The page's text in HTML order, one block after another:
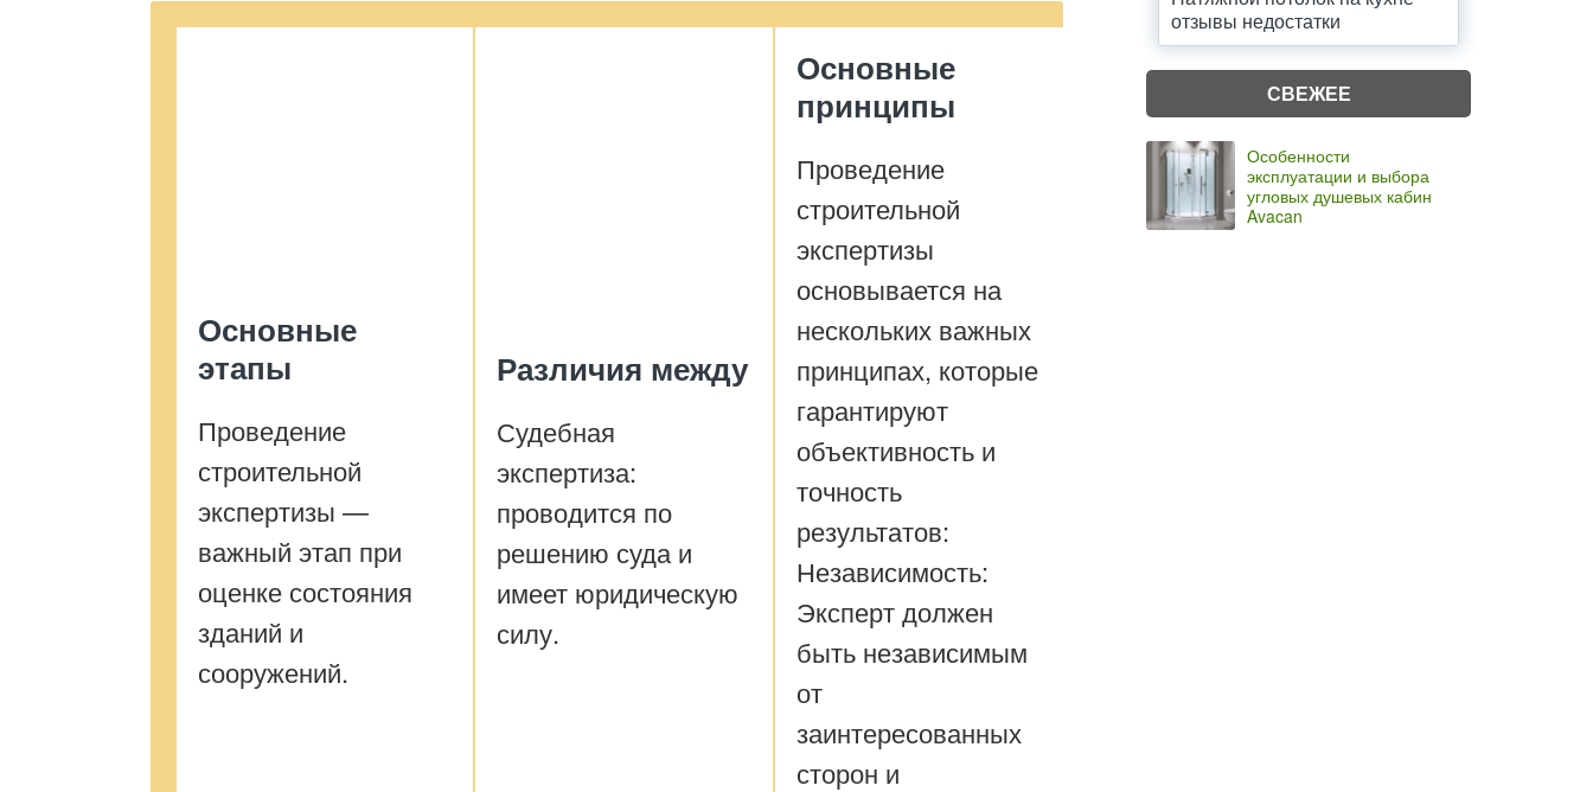
Основные
этапы
Проведение
строительной
экспертизы —
важный этап при
оценке состояния
зданий и
сооружений.
Различия между
Судебная
экспертиза:
проводится по
решению суда и
имеет юридическую
силу.
Основные
принципы
Проведение
строительной
экспертизы
основывается на
нескольких важных
принципах, которые
гарантируют
объективность и
точность
результатов:
Независимость:
Эксперт должен
быть независимым
от
заинтересованных
сторон и
отзывы недостатки
СВЕЖЕЕ
Особенности
эксплуатации и выбора
угловых душевых кабин
Avacan